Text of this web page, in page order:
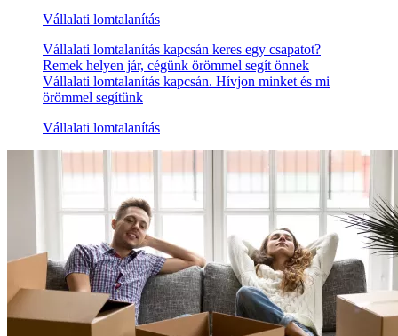
Vállalati lomtalanítás
Vállalati lomtalanítás kapcsán keres egy csapatot?
Remek helyen jár, cégünk örömmel segít önnek
Vállalati lomtalanítás kapcsán. Hívjon minket és mi
örömmel segítünk
Vállalati lomtalanítás